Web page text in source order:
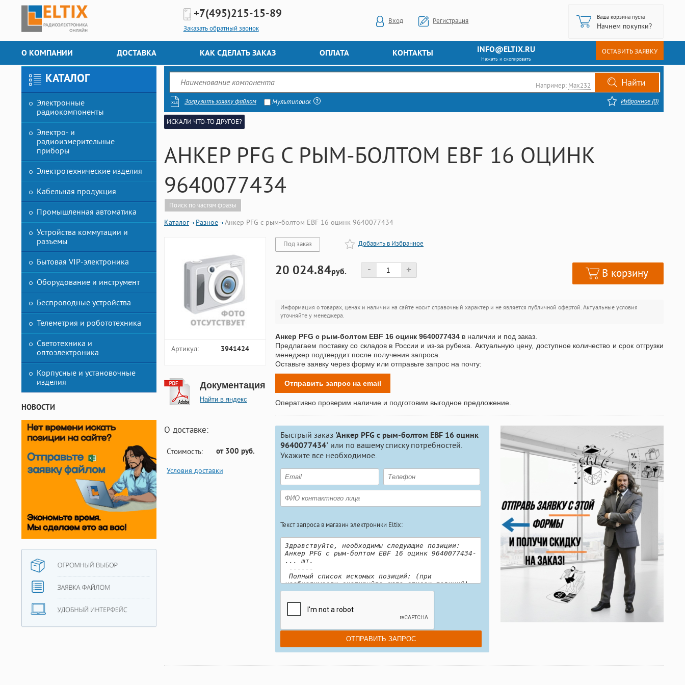
+7(495)215-15-89
Заказать обратный звонок
Вход Регистрация
Ваша корзина пуста
Начнем покупки?
О КОМПАНИИ ДОСТАВКА КАК СДЕЛАТЬ ЗАКАЗ ОПЛАТА КОНТАКТЫ INFO@ELTIX.RU
Нажать и скопировать
ОСТАВИТЬ ЗАЯВКУ
КАТАЛОГ
Электронные
радиокомпоненты
Электро- и
радиоизмерительные
приборы
Электротехнические изделия
Кабельная продукция
Промышленная автоматика
Устройства коммутации и
разъемы
Бытовая VIP-электроника
Оборудование и инструмент
Беспроводные устройства
Телеметрия и робототехника
Светотехника и
оптоэлектроника
Корпусные и установочные
изделия
НОВОСТИ
Например: Max232
Загрузить заявку файлом Мультипоиск Избранное (0)
ИСКАЛИ ЧТО-ТО ДРУГОЕ?
АНКЕР PFG С РЫМ-БОЛТОМ EBF 16 ОЦИНК
9640077434
Поиск по частям фразы
Каталог Разное Анкер PFG с рым-болтом EBF 16 оцинк 9640077434
Под заказ Добавить в Избранное
20 024.84руб. - + В корзину
Информация о товарах, ценах и наличии на сайте носит справочный характер и не является публичной офертой. Актуальные условия
уточняйте у менеджера.
Анкер PFG с рым-болтом EBF 16 оцинк 9640077434 в наличии и под заказ.
Предлагаем поставку со складов в России и из-за рубежа. Актуальную цену, доступное количество и срок отгрузки
менеджер подтвердит после получения запроса.
Оставьте заявку через форму или отправьте запрос на почту:
Отправить запрос на email
Оперативно проверим наличие и подготовим выгодное предложение.
Быстрый заказ 'Анкер PFG с рым-болтом EBF 16 оцинк
9640077434' или по вашему списку потребностей.
Укажите все необходимое.
Текст запроса в магазин электроники Eltix:
Артикул: 3941424
Документация
Найти в яндекс
О доставке:
Стоимость: от 300 руб.
Условия доставки